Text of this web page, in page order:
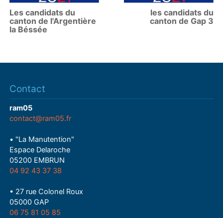
Les candidats du
canton de l'Argentière
la Béssée
les candidats du
canton de Gap 3
Contact
ram05
contact@ram05.fr
• "La Manutention"
Espace Delaroche
05200 EMBRUN
04 92 43 37 38
• 27 rue Colonel Roux
05000 GAP
06 75 81 05 85